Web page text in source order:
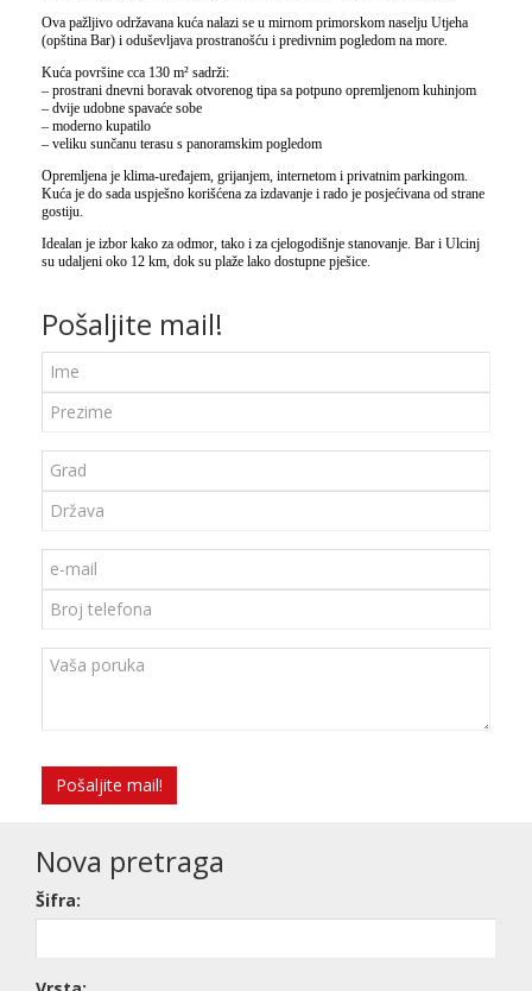
Ova pažljivo održavana kuća nalazi se u mirnom primorskom naselju Utjeha
(opština Bar) i oduševljava prostranošću i predivnim pogledom na more.
Kuća površine cca 130 m² sadrži:
– prostrani dnevni boravak otvorenog tipa sa potpuno opremljenom kuhinjom
– dvije udobne spavaće sobe
– moderno kupatilo
– veliku sunčanu terasu s panoramskim pogledom
Opremljena je klima-uređajem, grijanjem, internetom i privatnim parkingom.
Kuća je do sada uspješno korišćena za izdavanje i rado je posjećivana od strane
gostiju.
Idealan je izbor kako za odmor, tako i za cjelogodišnje stanovanje. Bar i Ulcinj
su udaljeni oko 12 km, dok su plaže lako dostupne pješice.
Pošaljite mail!
Pošaljite mail!
Nova pretraga
Šifra: